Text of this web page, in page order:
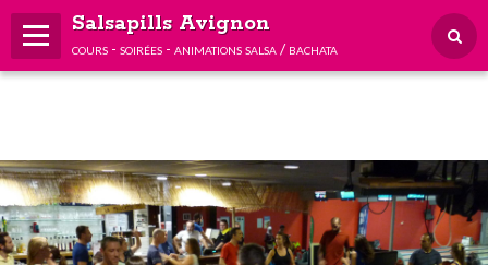
Salsapills Avignon
cours - soirées - animations salsa / bachata